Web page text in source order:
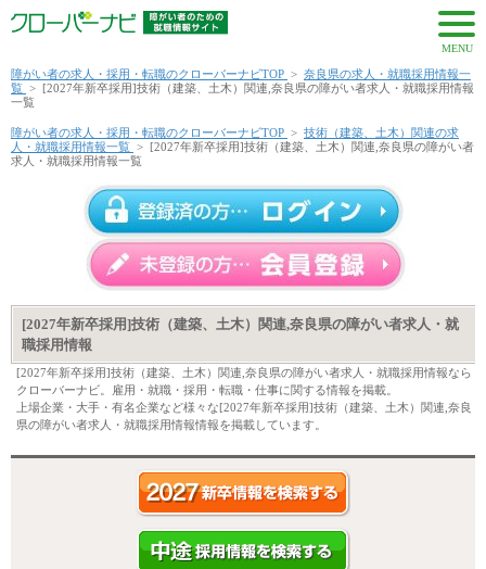
MENU
障がい者の求人・採用・転職のクローバーナビTOP > 奈良県の求人・就職採用情報一
覧 > [2027年新卒採用]技術（建築、土木）関連,奈良県の障がい者求人・就職採用情報
一覧
障がい者の求人・採用・転職のクローバーナビTOP > 技術（建築、土木）関連の求
人・就職採用情報一覧 > [2027年新卒採用]技術（建築、土木）関連,奈良県の障がい者
求人・就職採用情報一覧
[2027年新卒採用]技術（建築、土木）関連,奈良県の障がい者求人・就
職採用情報
[2027年新卒採用]技術（建築、土木）関連,奈良県の障がい者求人・就職採用情報なら
クローバーナビ。雇用・就職・採用・転職・仕事に関する情報を掲載。
上場企業・大手・有名企業など様々な[2027年新卒採用]技術（建築、土木）関連,奈良
県の障がい者求人・就職採用情報情報を掲載しています。